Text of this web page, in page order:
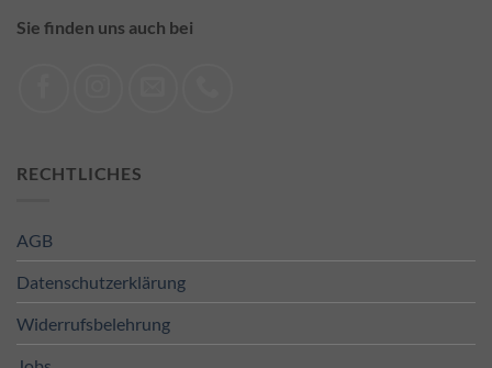
Sie finden uns auch bei
RECHTLICHES
AGB
Datenschutzerklärung
Widerrufsbelehrung